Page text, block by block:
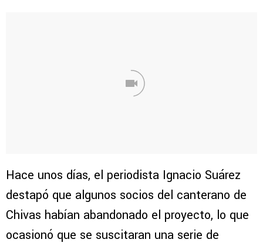
Hace unos días, el periodista Ignacio Suárez
destapó que algunos socios del canterano de
Chivas habían abandonado el proyecto, lo que
ocasionó que se suscitaran una serie de